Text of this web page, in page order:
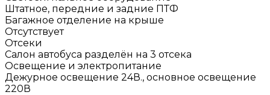
Штатное, передние и задние ПТФ
Багажное отделение на крыше
Отсутствует
Отсеки
Салон автобуса разделён на 3 отсека
Освещение и электропитание
Дежурное освещение 24В., основное освещение
220В